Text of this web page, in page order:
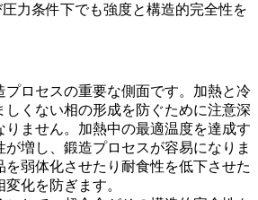
力条件下でも強度と構造的完全性を
プロセスの重要な側面です。加熱と冷
しくない相の形成を防ぐために注意深
りません。加熱中の最適温度を達成す
が増し、鍛造プロセスが容易になりま
を弱体化させたり耐食性を低下させた
化を防ぎます。